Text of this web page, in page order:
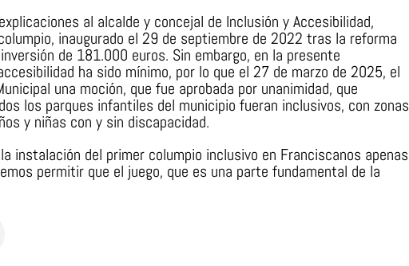
al alcalde y concejal de Inclusión y Accesibilidad,
inaugurado el 29 de septiembre de 2022 tras la reforma
de 181.000 euros. Sin embargo, en la presente
ha sido mínimo, por lo que el 27 de marzo de 2025, el
una moción, que fue aprobada por unanimidad, que
los parques infantiles del municipio fueran inclusivos, con zonas
y niñas con y sin discapacidad.
instalación del primer columpio inclusivo en Franciscanos apenas
permitir que el juego, que es una parte fundamental de la